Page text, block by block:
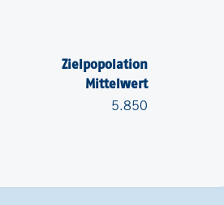
Zielpopolation
Mittelwert
5.850